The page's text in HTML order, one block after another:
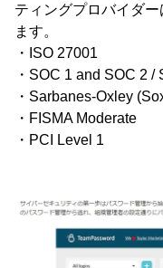
ティングプロバイダ
ます。
・ISO 27001
・SOC 1 and SOC 2
・Sarbanes-Oxley
・FISMA Moderate
・PCI Level 1